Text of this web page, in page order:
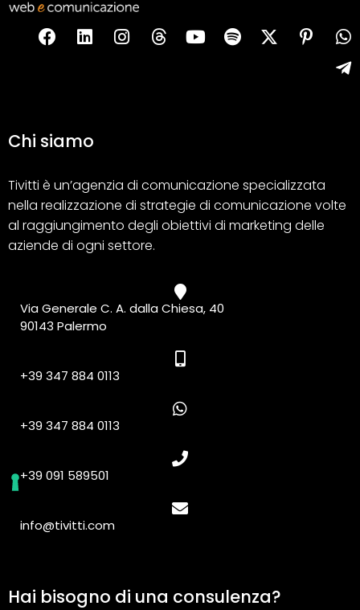
Chi siamo
Tivitti è un’agenzia di comunicazione specializzata
nella realizzazione di strategie di comunicazione volte
al raggiungimento degli obiettivi di marketing delle
aziende di ogni settore.
Via Generale C. A. dalla Chiesa, 40
90143 Palermo
+39 347 884 0113
+39 347 884 0113
+39 091 589501
info@tivitti.com
Hai bisogno di una consulenza?